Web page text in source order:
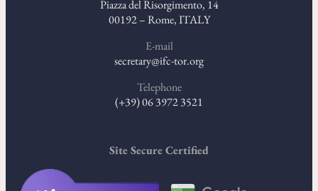
Piazza del Risorgimento, 14
00192 – Rome, ITALY
E-mail
secretary@ifc-tor.org
Telephone
(+39) 06 3972 3521
Site Secure Certified